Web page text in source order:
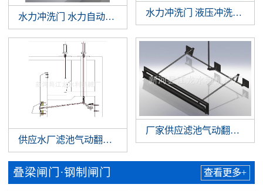
水力冲洗门 水力自动冲洗门 门式冲洗系统 调蓄池门式冲洗
水力冲洗门 液压冲洗拍门
供应水厂滤池气动翻板阀 滤池翻板阀 水厂气动翻板阀
厂家供应滤池气动翻板阀
叠梁闸门·钢制闸门 查看更多+